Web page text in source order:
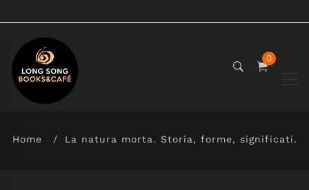
0
Home La natura morta. Storia, forme, significati.